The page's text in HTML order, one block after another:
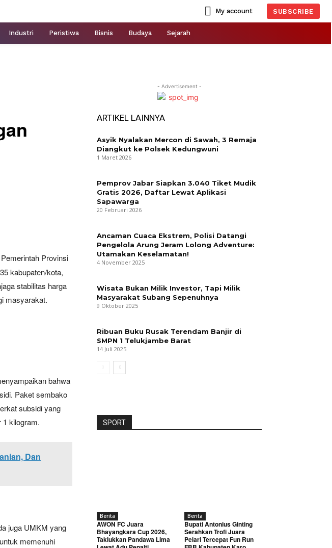
My account SUBSCRIBE
Industri Peristiwa Bisnis Budaya Sejarah
Provinsi
kabupaten/kota,
stabilitas harga
masyarakat.
bahwa
Paket sembako
subsidi yang
1 kilogram.
Dan
juga UMKM yang
memenuhi
- Advertisement -
ARTIKEL LAINNYA
Asyik Nyalakan Mercon di Sawah, 3 Remaja
Diangkut ke Polsek Kedungwuni
1 Maret 2026
Pemprov Jabar Siapkan 3.040 Tiket Mudik
Gratis 2026, Daftar Lewat Aplikasi
Sapawarga
20 Februari 2026
Ancaman Cuaca Ekstrem, Polisi Datangi
Pengelola Arung Jeram Lolong Adventure:
Utamakan Keselamatan!
4 November 2025
Wisata Bukan Milik Investor, Tapi Milik
Masyarakat Subang Sepenuhnya
9 Oktober 2025
Ribuan Buku Rusak Terendam Banjir di
SMPN 1 Telukjambe Barat
14 Juli 2025
SPORT
Berita
AWON FC Juara
Bhayangkara Cup 2026,
Taklukkan Pandawa Lima
Berita
Bupati Antonius Ginting
Serahkan Trofi Juara
Pelari Tercepat Fun Run